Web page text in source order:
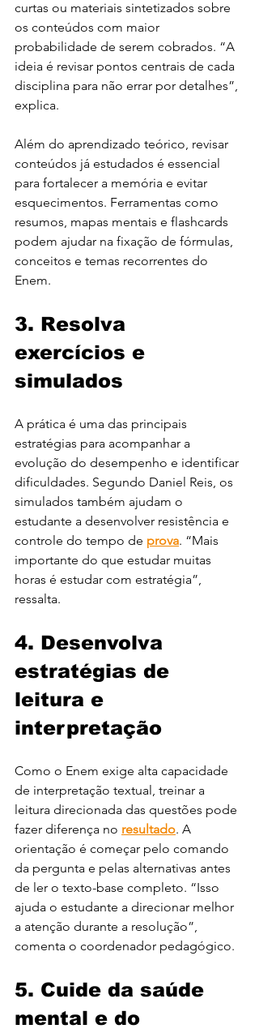
curtas ou materiais sintetizados sobre
os conteúdos com maior
probabilidade de serem cobrados. “A
ideia é revisar pontos centrais de cada
disciplina para não errar por detalhes”,
explica.
Além do aprendizado teórico, revisar
conteúdos já estudados é essencial
para fortalecer a memória e evitar
esquecimentos. Ferramentas como
resumos, mapas mentais e flashcards
podem ajudar na fixação de fórmulas,
conceitos e temas recorrentes do
Enem.
3. Resolva
exercícios e
simulados
A prática é uma das principais
estratégias para acompanhar a
evolução do desempenho e identificar
dificuldades. Segundo Daniel Reis, os
simulados também ajudam o
estudante a desenvolver resistência e
controle do tempo de prova. “Mais
importante do que estudar muitas
horas é estudar com estratégia”,
ressalta.
4. Desenvolva
estratégias de
leitura e
interpretação
Como o Enem exige alta capacidade
de interpretação textual, treinar a
leitura direcionada das questões pode
fazer diferença no resultado. A
orientação é começar pelo comando
da pergunta e pelas alternativas antes
de ler o texto-base completo. “Isso
ajuda o estudante a direcionar melhor
a atenção durante a resolução”,
comenta o coordenador pedagógico.
5. Cuide da saúde
mental e do